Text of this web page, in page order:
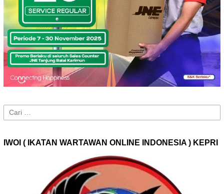
Cari
untuk:
IWOI ( IKATAN WARTAWAN ONLINE INDONESIA ) KEPRI